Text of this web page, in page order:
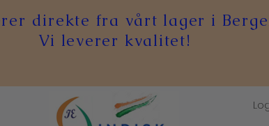
direkte fra vårt lager i
Vi leverer kvalitet!